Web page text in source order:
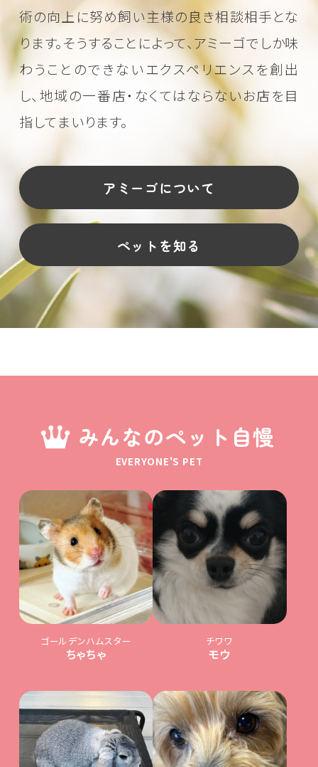
術の向上に努め飼い主様の良き相談相手とな
ります。そうすることによって、アミーゴでしか味
わうことのできないエクスペリエンスを創出
し、地域の一番店・なくてはならないお店を目
指してまいります。
アミーゴについて
ペットを知る
みんなのペット自慢
EVERYONE'S PET
ゴールデンハムスター
ちゃちゃ
チワワ
モウ